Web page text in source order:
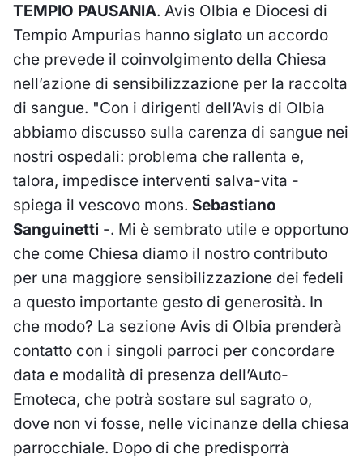
TEMPIO PAUSANIA. Avis Olbia e Diocesi di
Tempio Ampurias hanno siglato un accordo
che prevede il coinvolgimento della Chiesa
nell’azione di sensibilizzazione per la raccolta
di sangue. "Con i dirigenti dell’Avis di Olbia
abbiamo discusso sulla carenza di sangue nei
nostri ospedali: problema che rallenta e,
talora, impedisce interventi salva-vita -
spiega il vescovo mons. Sebastiano
Sanguinetti -. Mi è sembrato utile e opportuno
che come Chiesa diamo il nostro contributo
per una maggiore sensibilizzazione dei fedeli
a questo importante gesto di generosità. In
che modo? La sezione Avis di Olbia prenderà
contatto con i singoli parroci per concordare
data e modalità di presenza dell’Auto-
Emoteca, che potrà sostare sul sagrato o,
dove non vi fosse, nelle vicinanze della chiesa
parrocchiale. Dopo di che predisporrà